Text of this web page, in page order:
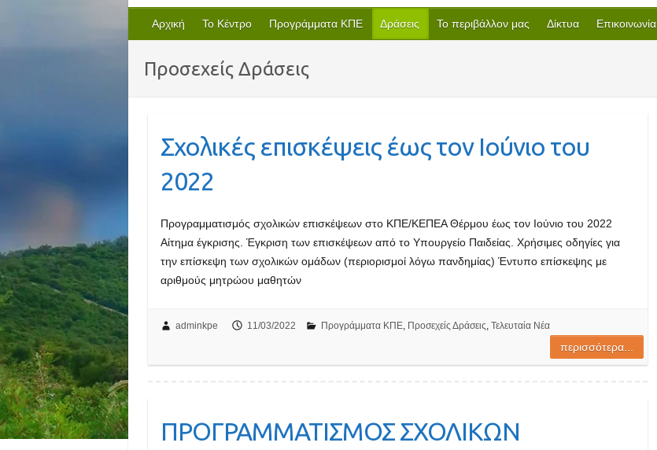
Αρχική Το Κέντρο Προγράμματα ΚΠΕ Δράσεις Το περιβάλλον μας Δίκτυα Επικοινωνία
Προσεχείς Δράσεις
Σχολικές επισκέψεις έως τον Ιούνιο του
2022
Προγραμματισμός σχολικών επισκέψεων στο ΚΠΕ/ΚΕΠΕΑ Θέρμου έως τον Ιούνιο του 2022
Αίτημα έγκρισης. Έγκριση των επισκέψεων από το Υπουργείο Παιδείας. Χρήσιμες οδηγίες για
την επίσκεψη των σχολικών ομάδων (περιορισμοί λόγω πανδημίας) Έντυπο επίσκεψης με
αριθμούς μητρώου μαθητών
adminkpe 11/03/2022 Προγράμματα ΚΠΕ, Προσεχείς Δράσεις, Τελευταία Νέα
περισσότερα...
ΠΡΟΓΡΑΜΜΑΤΙΣΜΟΣ ΣΧΟΛΙΚΩΝ